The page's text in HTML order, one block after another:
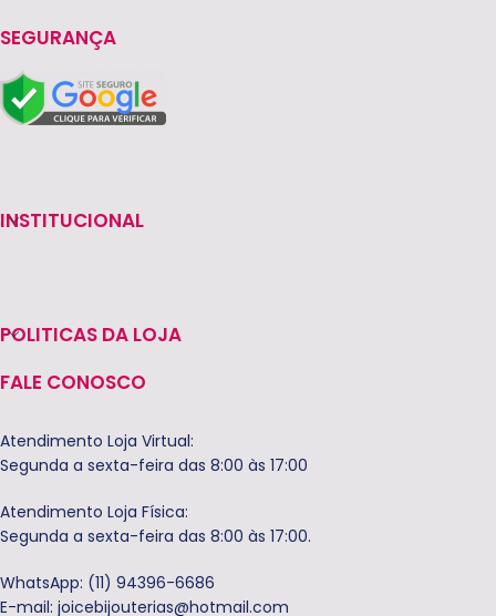
SEGURANÇA
INSTITUCIONAL
POLITICAS DA LOJA
FALE CONOSCO
Atendimento Loja Virtual:
Segunda a sexta-feira das 8:00 às 17:00
Atendimento Loja Física:
Segunda a sexta-feira das 8:00 às 17:00.
WhatsApp: (11) 94396-6686
E-mail: joicebijouterias@hotmail.com